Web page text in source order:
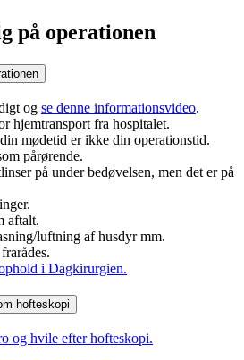
på operationen
og se denne informationsvideo.
hjemtransport fra hospitalet.
mødetid er ikke din operationstid.
pårørende.
på under bedøvelsen, men det er på
aftalt.
luftning af husdyr mm.
i Dagkirurgien.
hofteskopi
og hvile efter hofteskopi.